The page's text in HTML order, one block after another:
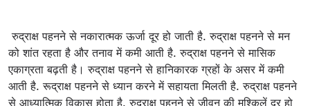
रुद्राक्ष पहनने से नकारात्मक ऊर्जा दूर हो जाती है. रुद्राक्ष पहनने से मन
को शांत रहता है और तनाव में कमी आती है. रुद्राक्ष पहनने से मासिक
एकाग्रता बढ़ती है। रुद्राक्ष पहनने से हानिकारक ग्रहों के असर में कमी
आती है. रूद्राक्ष पहनने से ध्यान करने में सहायता मिलती है. रुद्राक्ष पहनने
से आध्यात्मिक विकास होता है. रुद्राक्ष पहनने से जीवन की मुश्किलें दूर हो